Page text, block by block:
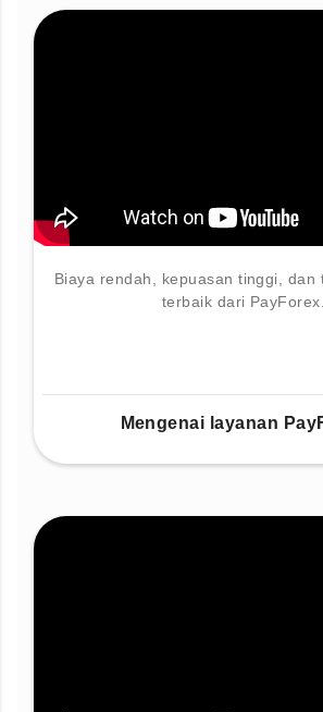
Biaya rendah, kepuasan tinggi, dan
terbaik dari PayForex.
Mengenai layanan